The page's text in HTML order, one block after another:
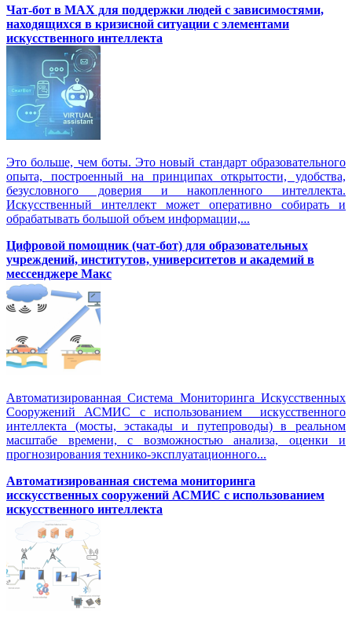
Чат-бот в MAX для поддержки людей с зависимостями,
находящихся в кризисной ситуации с элементами
искусственного интеллекта
Это больше, чем боты. Это новый стандарт образовательного
опыта, построенный на принципах открытости, удобства,
безусловного доверия и накопленного интеллекта.
Искусственный интеллект может оперативно собирать и
обрабатывать большой объем информации,...
Цифровой помощник (чат-бот) для образовательных
учреждений, институтов, университетов и академий в
мессенджере Макс
Автоматизированная Система Мониторинга Искусственных
Сооружений АСМИС с использованием искусственного
интеллекта (мосты, эстакады и путепроводы) в реальном
масштабе времени, с возможностью анализа, оценки и
прогнозирования технико-эксплуатационного...
Автоматизированная система мониторинга
исскусственных сооружений АСМИС с использованием
искусственного интеллекта